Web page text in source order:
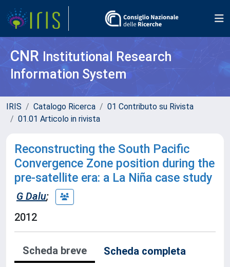
CNR Institutional Research
Information System
IRIS Catalogo Ricerca
01 Contributo su Rivista
01.01 Articolo in rivista
Reconstructing the South Pacific
Convergence Zone position during the
pre-satellite era: a La Niña case study
G Dalu;
2012
Scheda breve
Scheda completa